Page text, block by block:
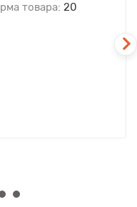
товара: 20